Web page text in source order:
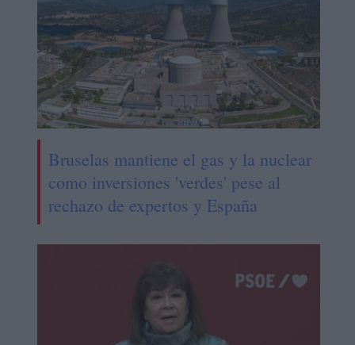
Bruselas mantiene el gas y la nuclear
como inversiones 'verdes' pese al
rechazo de expertos y España